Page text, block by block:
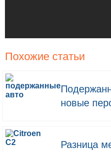
Похожие статьи
новые
Разница